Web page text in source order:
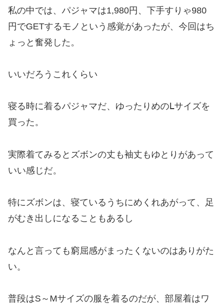
私の中では、パジャマは1,980円、下手すりゃ980
円でGETするモノという感覚があったが、今回はち
ょっと奮発した。
いいだろうこれくらい
寝る時に着るパジャマだ、ゆったりめのⅬサイズを
買った。
実際着てみるとズボンの丈も袖丈もゆとりがあって
いい感じだ。
特にズボンは、寝ているうちにめくれあがって、足
がむき出しになることもあるし
なんと言っても窮屈感がまったくないのはありがた
い。
普段はS～Mサイズの服を着るのだが、部屋着はワ